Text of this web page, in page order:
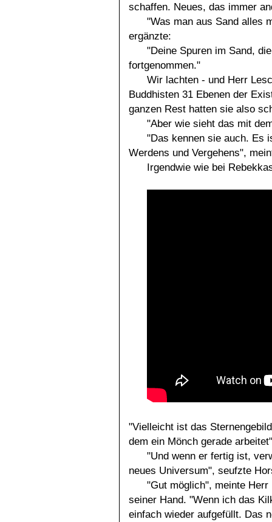
schaffen. Neues, das immer
"Was man aus Sand alles
ergänzte:
"Deine Spuren im Sand,
fortgenommen."
Wir lachten - und Herr
Buddhisten 31 Ebenen der
ganzen Rest hatten sie also
"Aber wie sieht das mit
"Das kennen sie auch. Es
Werdens und Vergehens",
Irgendwie wie bei
"Vielleicht ist das
dem ein Mönch gerade
"Und wenn er fertig ist,
neues Universum", seufzte
"Gut möglich", meinte
seiner Hand. "Wenn ich das
einfach wieder aufgefüllt. Das